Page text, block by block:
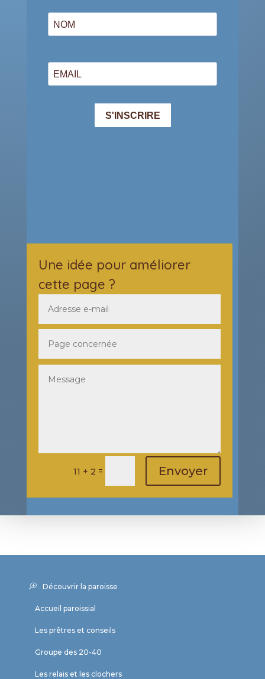
Une idée pour améliorer
cette page ?
11 + 2 = Envoyer
Découvrir la paroisse
Accueil paroissial
Les prêtres et conseils
Groupe des 20-40
Les relais et les clochers